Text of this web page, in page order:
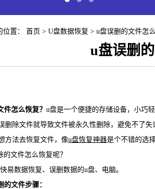
快
位置： 首页 > U盘数据恢复 > u盘误删的文件怎
u盘误删
件怎么恢复？ u盘是一个便捷的存储设备，小巧
删除文件就导致文件被永久性删除，避免不了
方法去恢复文件，像u盘恢复神器是个不错的选择
文件怎么恢复呢？
快易数据恢复、误删数据的u盘、电脑。
文件步骤：